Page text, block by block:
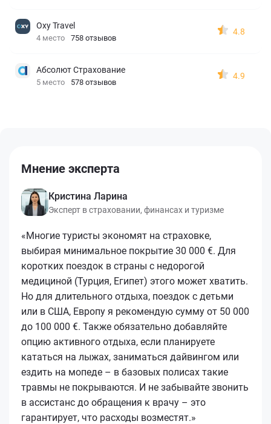
Oxy Travel
4 место 758 отзывов
4.8
Абсолют Страхование
5 место 578 отзывов
4.9
Мнение эксперта
Кристина Ларина
Эксперт в страховании, финансах и туризме
«Многие туристы экономят на страховке,
выбирая минимальное покрытие 30 000 €. Для
коротких поездок в страны с недорогой
медициной (Турция, Египет) этого может хватить.
Но для длительного отдыха, поездок с детьми
или в США, Европу я рекомендую сумму от 50 000
до 100 000 €. Также обязательно добавляйте
опцию активного отдыха, если планируете
кататься на лыжах, заниматься дайвингом или
ездить на мопеде – в базовых полисах такие
травмы не покрываются. И не забывайте звонить
в ассистанс до обращения к врачу – это
гарантирует, что расходы возместят.»